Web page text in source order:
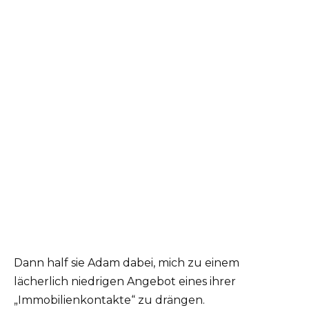
Dann half sie Adam dabei, mich zu einem
lächerlich niedrigen Angebot eines ihrer
„Immobilienkontakte“ zu drängen.